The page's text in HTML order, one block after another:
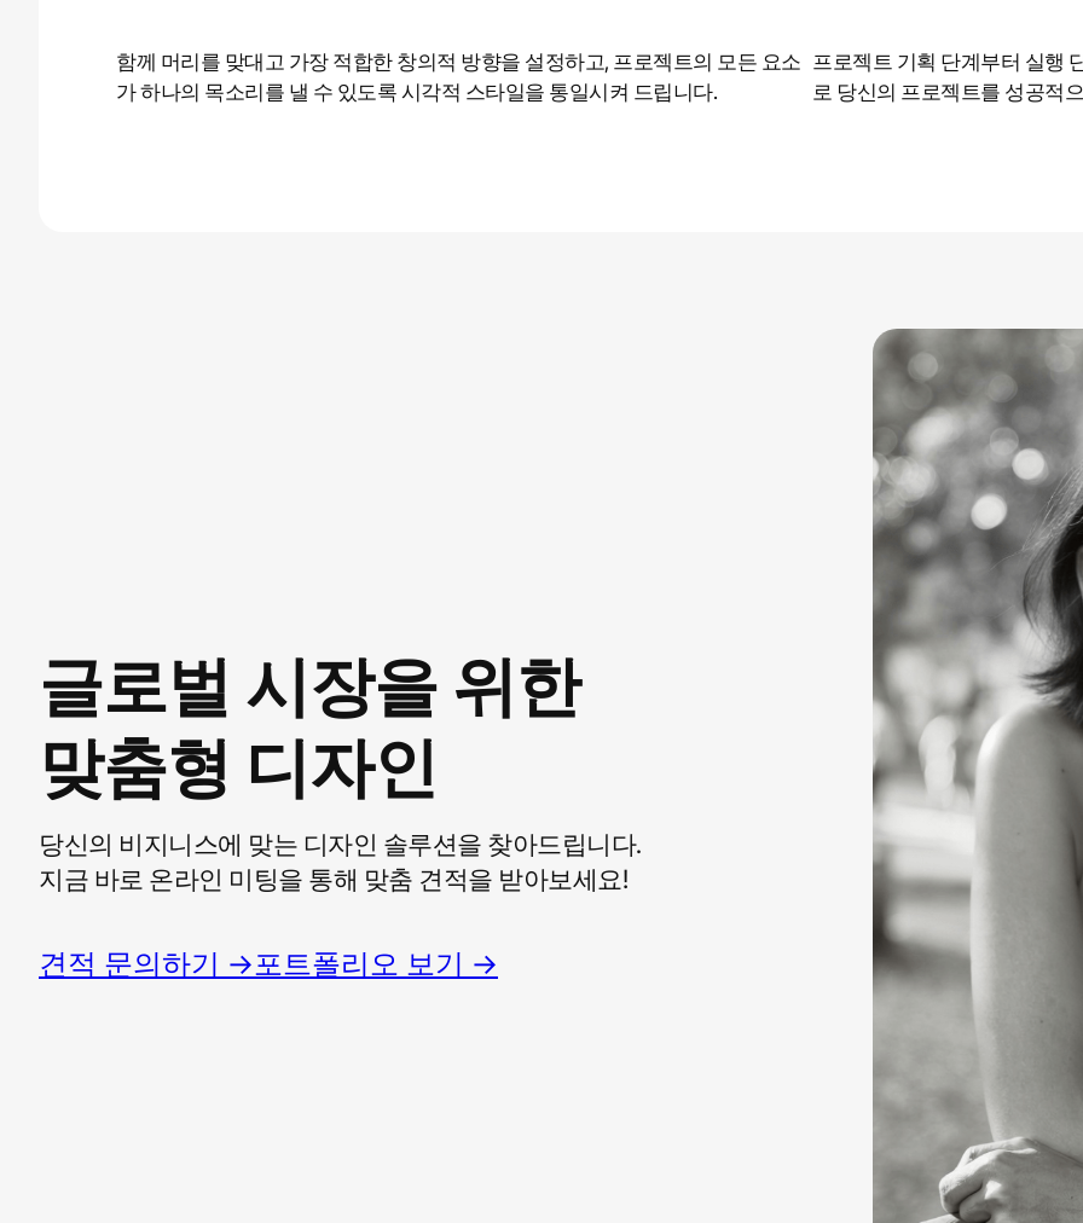
함께 머리를 맞대고 가장 적합한 창의적 방향을 설정하고, 프로젝트의 모든 요소
가 하나의 목소리를 낼 수 있도록 시각적 스타일을 통일시켜 드립니다.
프로젝트 기획 단계부터 실행
로 당신의 프로젝트를 성공적
글로벌 시장을 위한
맞춤형 디자인
당신의 비지니스에 맞는 디자인 솔루션을 찾아드립니다.
지금 바로 온라인 미팅을 통해 맞춤 견적을 받아보세요!
견적 문의하기 →포트폴리오 보기 →